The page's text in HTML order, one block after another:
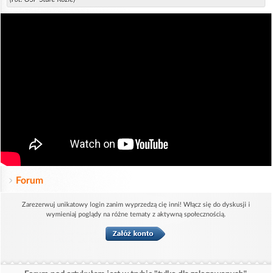
Forum
Zarezerwuj unikatowy login zanim wyprzedzą cię inni! Włącz się do dyskusji i
wymieniaj poglądy na różne tematy z aktywną społecznością.